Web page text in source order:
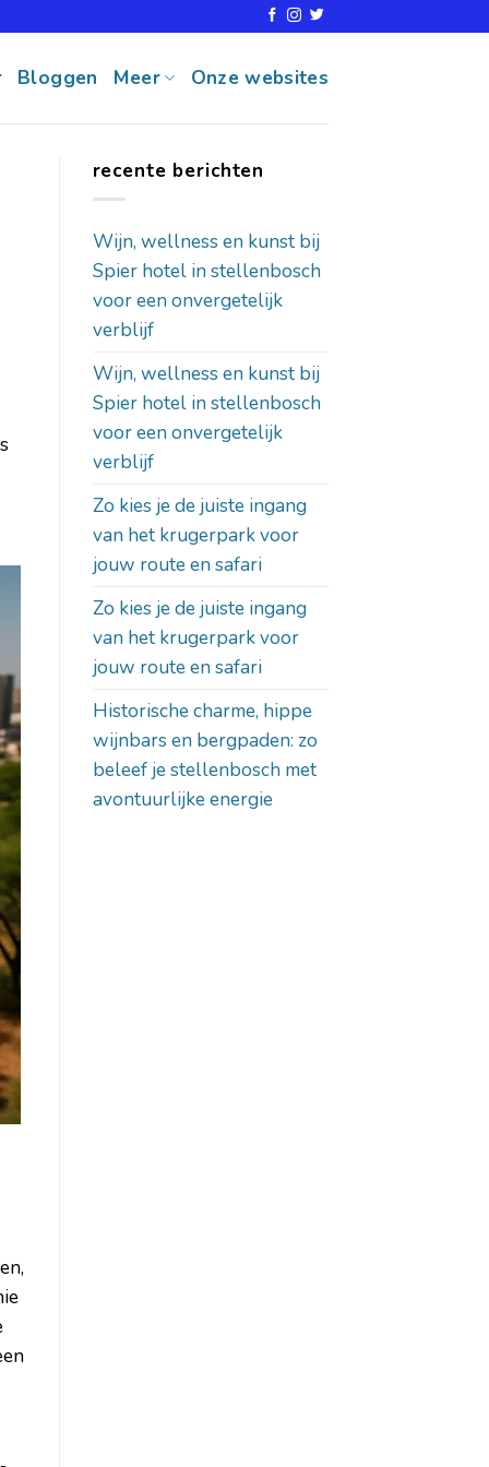
Bloggen Meer Onze websites
recente berichten
Wijn, wellness en kunst bij
Spier hotel in stellenbosch
voor een onvergetelijk
verblijf
Wijn, wellness en kunst bij
Spier hotel in stellenbosch
voor een onvergetelijk
verblijf
Zo kies je de juiste ingang
van het krugerpark voor
jouw route en safari
Zo kies je de juiste ingang
van het krugerpark voor
jouw route en safari
Historische charme, hippe
wijnbars en bergpaden: zo
beleef je stellenbosch met
avontuurlijke energie